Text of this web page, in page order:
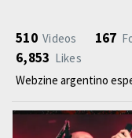
510 Videos 167
6,853 Likes
Webzine argentino